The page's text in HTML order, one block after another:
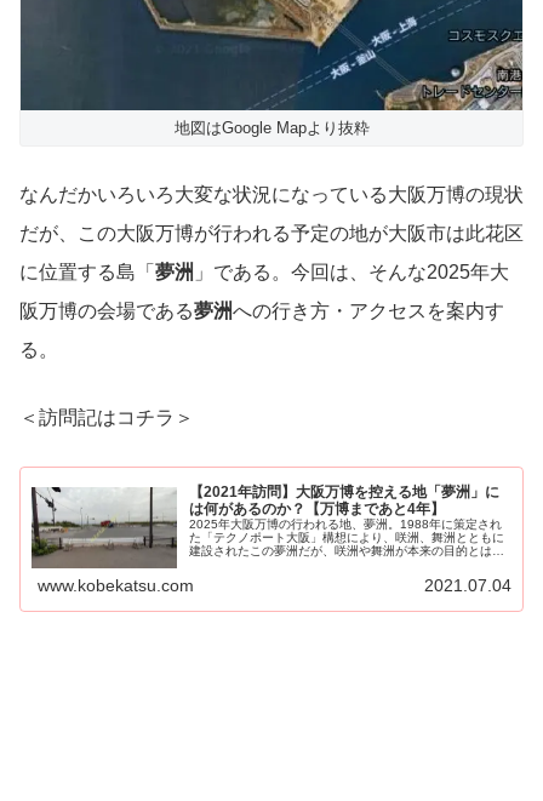
地図はGoogle Mapより抜粋
なんだかいろいろ大変な状況になっている大阪万博の現状
だが、この大阪万博が行われる予定の地が大阪市は此花区
に位置する島「 夢洲 」である。今回は、そんな2025年大
阪万博の会場である夢洲への行き方・アクセスを案内す
る。
＜訪問記はコチラ＞
【2021年訪問】大阪万博を控える地「夢洲」に
は何があるのか？【万博まであと4年】
2025年大阪万博の行われる地、夢洲。1988年に策定され
た「テクノポート大阪」構想により、咲洲、舞洲とともに
建設されたこの夢洲だが、咲洲や舞洲が本来の目的とは違
www.kobekatsu.com 2021.07.04